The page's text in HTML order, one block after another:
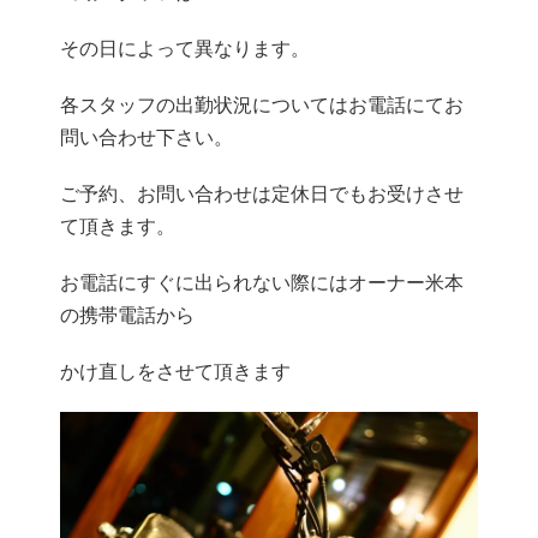
その日によって異なります。
各スタッフの出勤状況についてはお電話にてお
問い合わせ下さい。
ご予約、お問い合わせは定休日でもお受けさせ
て頂きます。
お電話にすぐに出られない際にはオーナー米本
の携帯電話から
かけ直しをさせて頂きます